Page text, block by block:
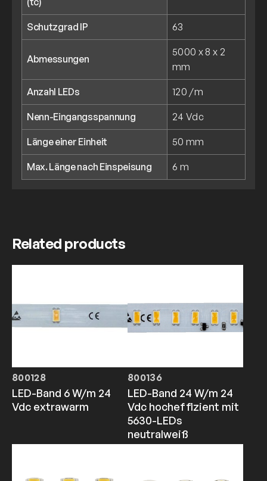
Schutzgrad IP 63
Abmessungen
5000 x 8 x 2
mm
Anzahl LEDs 120 /m
Nenn-Eingangsspannung 24 Vdc
Länge einer Einheit 50 mm
Max. Länge nach Einspeisung 6 m
Related products
800128
LED-Band 6 W/m 24
Vdc extrawarm
800136
LED-Band 24 W/m 24
Vdc hocheffizient mit
5630-LEDs
neutralweiß